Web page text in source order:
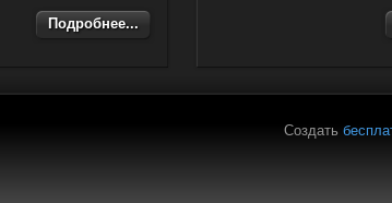
Подробнее...
Создать